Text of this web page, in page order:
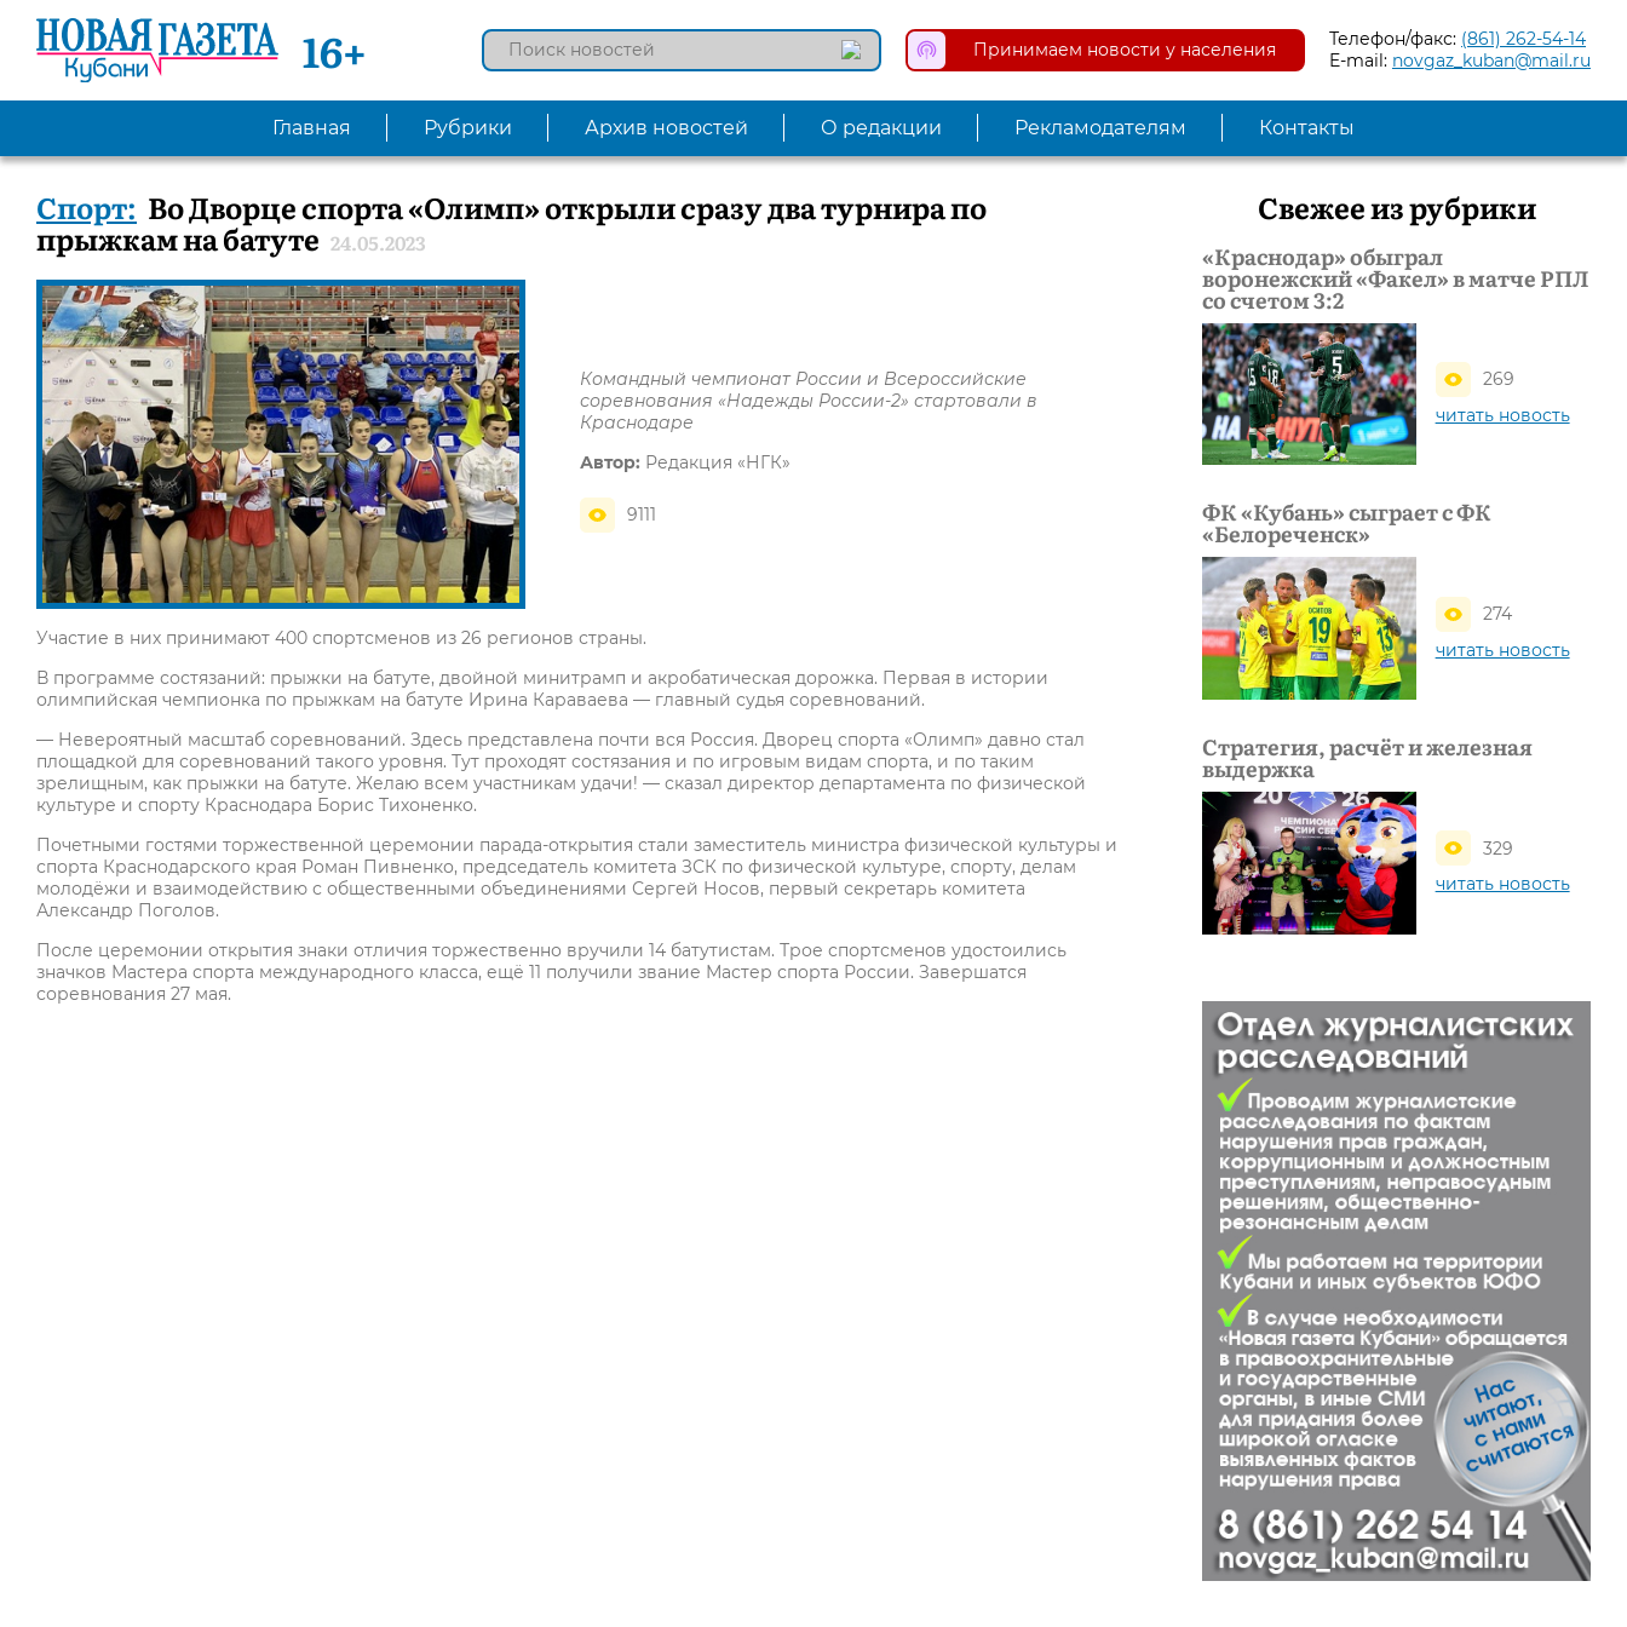
16+ Принимаем новости у населения Телефон/факс: (861) 262-54-14
E-mail: novgaz_kuban@mail.ru
Главная Рубрики Архив новостей О редакции Рекламодателям Контакты
Спорт: Во Дворце спорта «Олимп» открыли сразу два турнира по
прыжкам на батуте 24.05.2023
Командный чемпионат России и Всероссийские
соревнования «Надежды России-2» стартовали в
Краснодаре
Автор: Редакция «НГК»
9111
Участие в них принимают 400 спортсменов из 26 регионов страны.
В программе состязаний: прыжки на батуте, двойной минитрамп и акробатическая дорожка. Первая в истории
олимпийская чемпионка по прыжкам на батуте Ирина Караваева — главный судья соревнований.
— Невероятный масштаб соревнований. Здесь представлена почти вся Россия. Дворец спорта «Олимп» давно стал
площадкой для соревнований такого уровня. Тут проходят состязания и по игровым видам спорта, и по таким
зрелищным, как прыжки на батуте. Желаю всем участникам удачи! — сказал директор департамента по физической
культуре и спорту Краснодара Борис Тихоненко.
Почетными гостями торжественной церемонии парада-открытия стали заместитель министра физической культуры и
спорта Краснодарского края Роман Пивненко, председатель комитета ЗСК по физической культуре, спорту, делам
молодёжи и взаимодействию с общественными объединениями Сергей Носов, первый секретарь комитета
Александр Поголов.
После церемонии открытия знаки отличия торжественно вручили 14 батутистам. Трое спортсменов удостоились
значков Мастера спорта международного класса, ещё 11 получили звание Мастер спорта России. Завершатся
соревнования 27 мая.
Свежее из рубрики
«Краснодар» обыграл
воронежский «Факел» в матче РПЛ
со счетом 3:2
269
читать новость
ФК «Кубань» сыграет с ФК
«Белореченск»
274
читать новость
Стратегия, расчёт и железная
выдержка
329
читать новость